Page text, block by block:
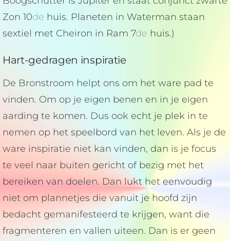
Zon 10de huis. Planeten in Waterman staan
sextiel met Cheiron in Ram 7de huis.)
Hart-gedragen inspiratie
De Bronstroom helpt ons om het ware pad te
vinden. Om op je eigen benen en in je eigen
aarding te komen. Dus ook echt je plek in te
nemen op het speelbord van het leven. Als je de
ware inspiratie niet kan vinden, dan is je focus
te veel naar buiten gericht of bezig met het
bereiken van doelen. Dan lukt het eenvoudig
niet om plannetjes die vanuit je hoofd zijn
bedacht gemanifesteerd te krijgen, want die
fragmenteren en vallen uiteen. Dan is er geen